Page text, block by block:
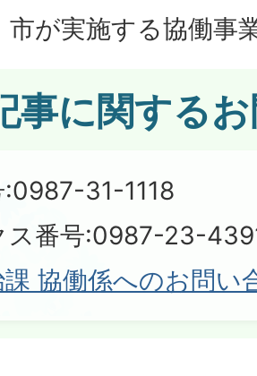
市が実施する協働事
事に関する
:0987-31-1118
ス番号:0987-23-
協働係へのお問い